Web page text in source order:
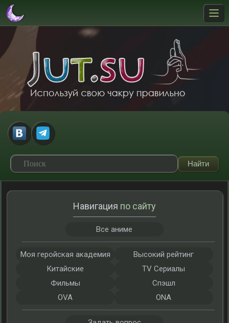
Навигация по сайту
Все аниме
Моя геройская академия
Высокий рейтинг
Китайские
TV Сериалы
Фильмы
Спэшл
OVA
ONA